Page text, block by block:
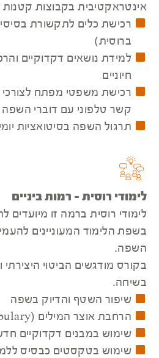
אינטראקטיבית בקבוצות קטנות
רכישת כלים לתקשורת
ברוסית)
למידת נושאים דקדוקיים
חיוניים
רכישת משפטי מפתח לצורכי
קשר טלפוני עם דוברי השפה
תרגול השפה בסיטואציות
לימודי רוסית - רמות ביניים
לימודי רוסית ברמה זו מיועדים
בשפת הלימוד המעוניינים
השפה.
בקורס מודגשים הביטוי היצירתי
בשיחה.
שיפור השטף והדיוק בשפה
הרחבת אוצר המילים (vocabulary)
שימוש במבנים דקדוקיים
שימוש בטקסטים כבסיס